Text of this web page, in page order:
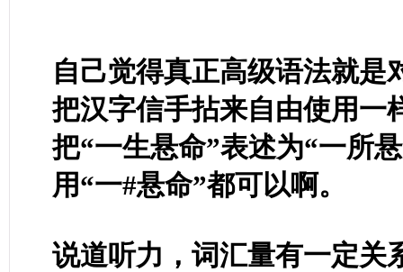
自己觉得真正高级语法就是
把汉字信手拈来自由使用一
把“一生悬命”表述为“一所
用“一#悬命”都可以啊。
说道听力，词汇量有一定关